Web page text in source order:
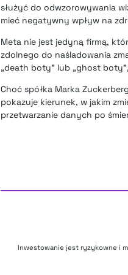
służyć do odwzorowywania
mieć negatywny wpływ na
Meta nie jest jedyną firmą,
zdolnego do naśladowania
„death boty” lub „ghost
Choć spółka Marka
pokazuje kierunek, w jakim
przetwarzanie danych po
Inwestowanie jest ryzykowne i